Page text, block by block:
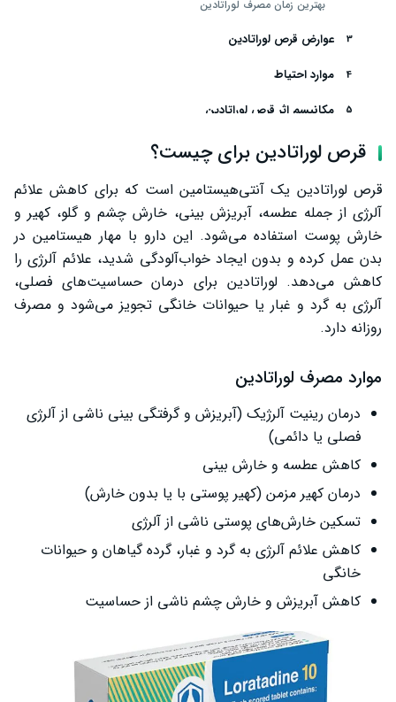
بهترین زمان مصرف لوراتادین
عوارض قرص لوراتادین
موارد احتیاط
مکانیسم اثر قرص لوراتادین
قرص لوراتادین ۱۰ برای چیست؟
قرص لوراتادین در بارداری
تداخل دارویی لوراتادین
قرص لوراتادین برای چیست؟
قرص لوراتادین یک آنتی‌هیستامین است که برای کاهش علائم
آلرژی از جمله عطسه، آبریزش بینی، خارش چشم و گلو، کهیر و
خارش پوست استفاده می‌شود. این دارو با مهار هیستامین در
بدن عمل کرده و بدون ایجاد خواب‌آلودگی شدید، علائم آلرژی را
کاهش می‌دهد. لوراتادین برای درمان حساسیت‌های فصلی،
آلرژی به گرد و غبار یا حیوانات خانگی تجویز می‌شود و مصرف
روزانه دارد.
موارد مصرف لوراتادین
درمان رینیت آلرژیک (آبریزش و گرفتگی بینی ناشی از آلرژی
فصلی یا دائمی)
کاهش عطسه و خارش بینی
درمان کهیر مزمن (کهیر پوستی با یا بدون خارش)
تسکین خارش‌های پوستی ناشی از آلرژی
کاهش علائم آلرژی به گرد و غبار، گرده گیاهان و حیوانات
خانگی
کاهش آبریزش و خارش چشم ناشی از حساسیت